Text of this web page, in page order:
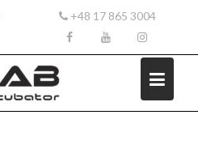
+48 17 865 3004